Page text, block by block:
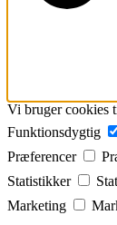
Vi bruger cookies
Funktionsdygtig
Præferencer
Statistikker
Marketing